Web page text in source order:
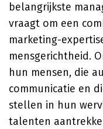
belangrijkste
vraagt om een
marketing-
mensgerichtheid.
hun mensen, die
communicatie en
stellen in hun
talenten